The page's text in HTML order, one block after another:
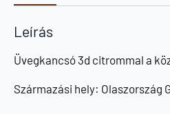
Leírás
Üvegkancsó 3d citrommal a
Származási hely: Olaszország